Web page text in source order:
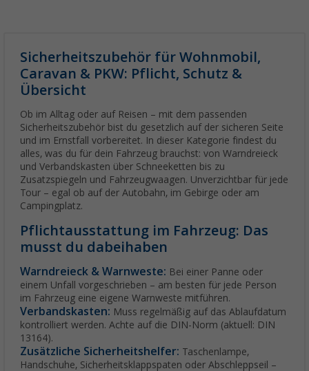
Sicherheitszubehör für Wohnmobil,
Caravan & PKW: Pflicht, Schutz &
Übersicht
Ob im Alltag oder auf Reisen – mit dem passenden
Sicherheitszubehör bist du gesetzlich auf der sicheren Seite
und im Ernstfall vorbereitet. In dieser Kategorie findest du
alles, was du für dein Fahrzeug brauchst: von Warndreieck
und Verbandskasten über Schneeketten bis zu
Zusatzspiegeln und Fahrzeugwaagen. Unverzichtbar für jede
Tour – egal ob auf der Autobahn, im Gebirge oder am
Campingplatz.
Pflichtausstattung im Fahrzeug: Das
musst du dabeihaben
Warndreieck & Warnweste: Bei einer Panne oder
einem Unfall vorgeschrieben – am besten für jede Person
im Fahrzeug eine eigene Warnweste mitführen.
Verbandskasten: Muss regelmäßig auf das Ablaufdatum
kontrolliert werden. Achte auf die DIN-Norm (aktuell: DIN
13164).
Zusätzliche Sicherheitshelfer: Taschenlampe,
Handschuhe, Sicherheitsklappspaten oder Abschleppseil –